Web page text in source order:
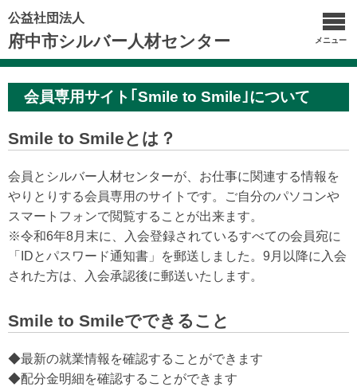
公益社団法人
府中市シルバー人材センター メニュー
会員専用サイト｢Smile to Smile｣について
Smile to Smileとは？
会員とシルバー人材センターが、お仕事に関連する情報を
やりとりする会員専用のサイトです。ご自分のパソコンや
スマートフォンで閲覧することが出来ます。
※令和6年8月末に、入会登録されているすべての会員宛に
「IDとパスワード通知書」を郵送しました。9月以降に入会
された方は、入会承認後に郵送いたします。
Smile to Smileでできること
◆最新の就業情報を確認することができます
◆配分金明細を確認することができます